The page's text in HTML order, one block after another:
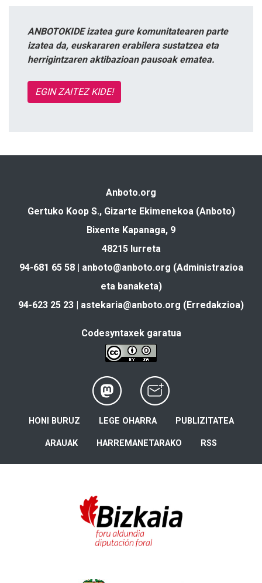
ANBOTOKIDE izatea gure komunitatearen parte
izatea da, euskararen erabilera sustatzea eta
herrigintzaren aktibazioan pausoak ematea.
EGIN ZAITEZ KIDE!
Anboto.org
Gertuko Koop S., Gizarte Ekimenekoa (Anboto)
Bixente Kapanaga, 9
48215 Iurreta
94-681 65 58 | anboto@anboto.org (Administrazioa
eta banaketa)
94-623 25 23 | astekaria@anboto.org (Erredakzioa)
Codesyntaxek garatua
HONI BURUZ LEGE OHARRA PUBLIZITATEA
ARAUAK HARREMANETARAKO RSS